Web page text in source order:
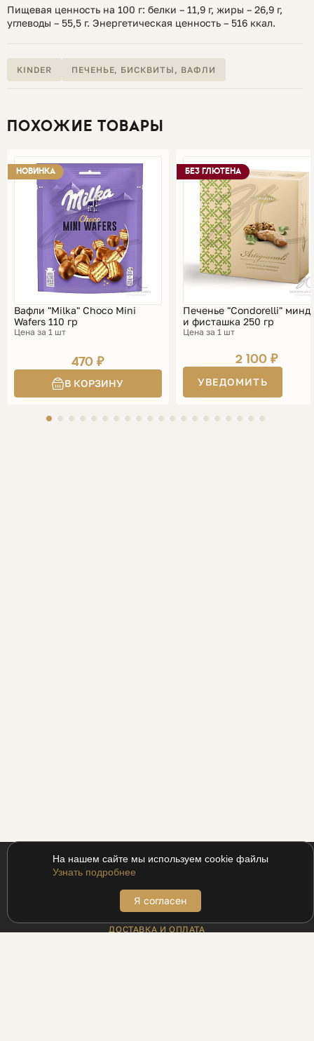
Пищевая ценность на 100 г: белки – 11,9 г, жиры – 26,9 г,
углеводы – 55,5 г. Энергетическая ценность – 516 ккал.
KINDER ПЕЧЕНЬЕ, БИСКВИТЫ, ВАФЛИ
ПОХОЖИЕ ТОВАРЫ
НОВИНКА
Вафли "Milka" Choco Mini
Wafers 110 гр
Цена за 1 шт
470 ₽
БЕЗ ГЛЮТЕНА
Печенье "Condorelli"
и фисташка 250 гр
Цена за 1 шт
2 100 ₽
УВЕДОМИТЬ
ДОСТАВКА И ОПЛАТА
На нашем сайте мы используем cookie файлы
Узнать подробнее
Я согласен